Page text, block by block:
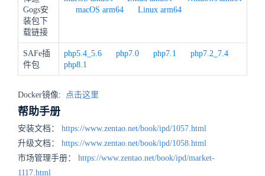
Gogs安
装包下
载链接
macOS arm64
Linux arm64
SAFe插
件包
php5.4_5.6 php7.0 php7.1
php7.2_7.4
php8.1
Docker镜像: 点击这里
帮助手册
安装文档： https://www.zentao.net/book/ipd/1057.html
升级文档： https://www.zentao.net/book/ipd/1058.html
市场管理手册： https://www.zentao.net/book/ipd/market-
1117.html